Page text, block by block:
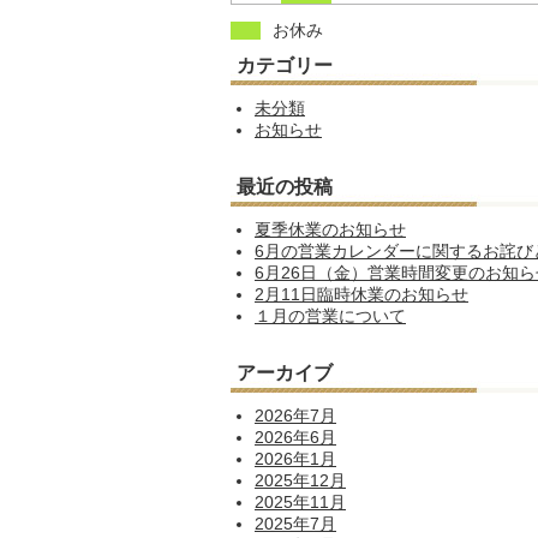
お休み
カテゴリー
未分類
お知らせ
最近の投稿
夏季休業のお知らせ
6月の営業カレンダーに関するお詫び
6月26日（金）営業時間変更のお知
2月11日臨時休業のお知らせ
１月の営業について
アーカイブ
2026年7月
2026年6月
2026年1月
2025年12月
2025年11月
2025年7月